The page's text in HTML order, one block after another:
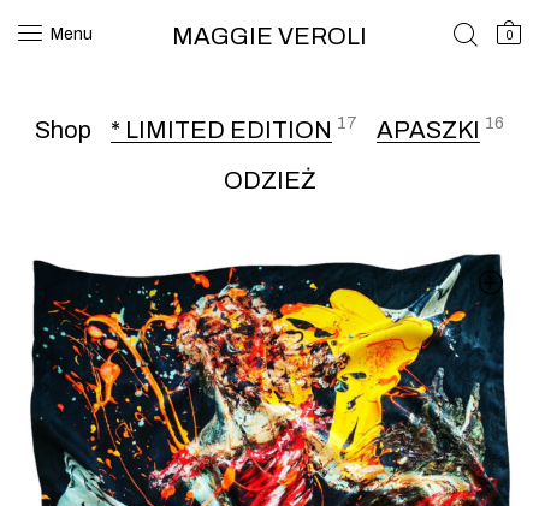
Menu MAGGIE VEROLI 0
Shop * LIMITED EDITION 17 APASZKI 16
ODZIEŻ